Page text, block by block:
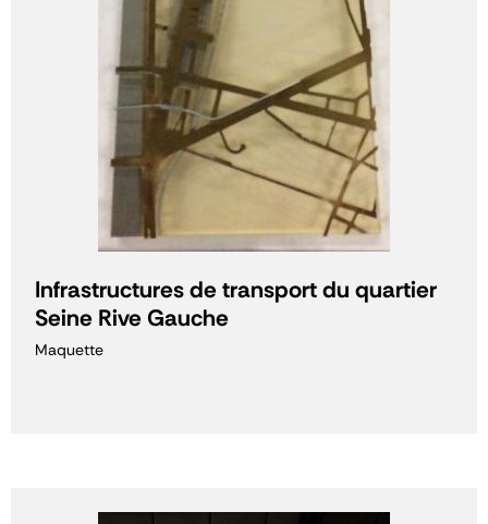
Infrastructures de transport du quartier
Seine Rive Gauche
Maquette